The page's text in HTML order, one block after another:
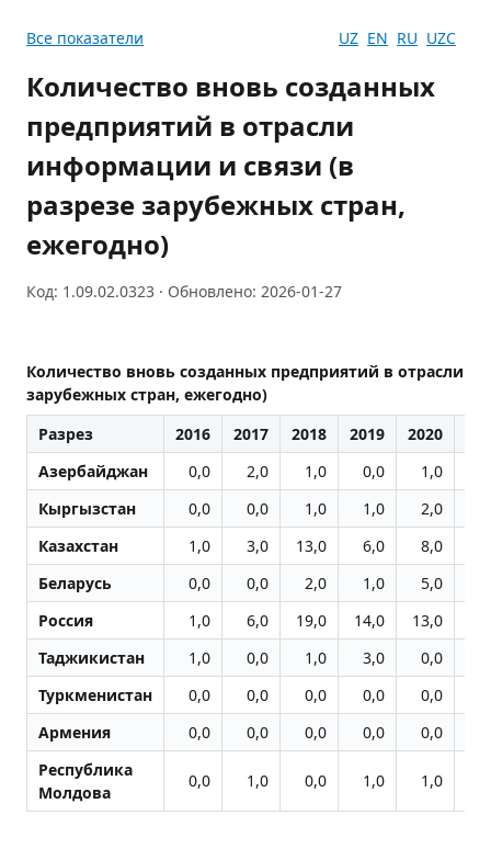
Все показатели UZ EN RU UZC
Количество вновь созданных
предприятий в отрасли
информации и связи (в
разрезе зарубежных стран,
ежегодно)
Код: 1.09.02.0323 · Обновлено: 2026-01-27
Количество вновь созданных предприятий в отрасли
зарубежных стран, ежегодно)
Разрез
2016 2017 2018 2019 2020
Азербайджан
0,0 2,0 1,0 0,0 1,0
Кыргызстан
0,0 0,0 1,0 1,0 2,0
Казахстан
1,0 3,0 13,0 6,0 8,0
Беларусь
0,0 0,0 2,0 1,0 5,0
Россия
1,0 6,0 19,0 14,0 13,0
Таджикистан
1,0 0,0 1,0 3,0 0,0
Туркменистан
0,0 0,0 0,0 0,0 0,0
Армения
0,0 0,0 0,0 0,0 0,0
Республика
Молдова
0,0 1,0 0,0 1,0 1,0